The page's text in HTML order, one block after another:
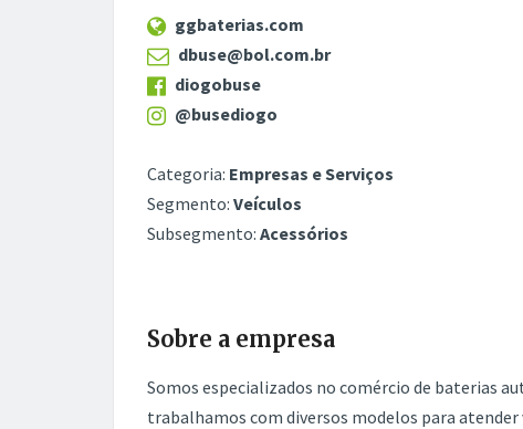
ggbaterias.com
dbuse@bol.com.br
diogobuse
@busediogo
Categoria: Empresas e Serviços
Segmento: Veículos
Subsegmento: Acessórios
Sobre a empresa
Somos especializados no comércio de baterias
trabalhamos com diversos modelos para